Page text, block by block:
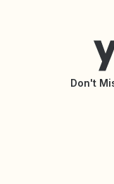
Accessibility
API Documentation
Yotpo StatusDon't